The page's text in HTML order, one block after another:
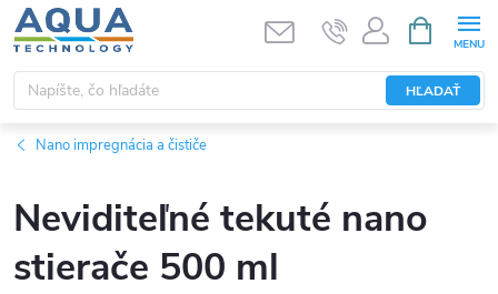
Prejsť
na
obsah
HĽADAŤ
KOŠÍK
Nano impregnácia a čističe
Neviditeľné tekuté nano
stierače 500 ml